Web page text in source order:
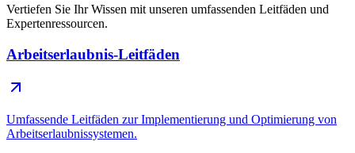
Vertiefen Sie Ihr Wissen mit unseren umfassenden Leitfäden und
Expertenressourcen.
Arbeitserlaubnis-Leitfäden
Umfassende Leitfäden zur Implementierung und Optimierung von
Arbeitserlaubnissystemen.